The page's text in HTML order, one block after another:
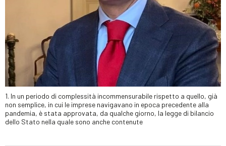
1. In un periodo di complessità incommensurabile rispetto a quello, già
non semplice, in cui le imprese navigavano in epoca precedente alla
pandemia, è stata approvata, da qualche giorno, la legge di bilancio
dello Stato nella quale sono anche contenute